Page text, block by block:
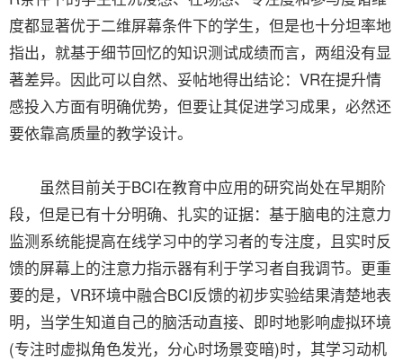
度都显著优于二维屏幕条件下的学生，但是也十分坦率地
指出，就基于细节回忆的知识测试成绩而言，两组没有显
著差异。因此可以自然、妥帖地得出结论：VR在提升情
感投入方面有明确优势，但要让其促进学习成果，必然还
要依靠高质量的教学设计。
虽然目前关于BCI在教育中应用的研究尚处在早期阶
段，但是已有十分明确、扎实的证据：基于脑电的注意力
监测系统能提高在线学习中的学习者的专注度，且实时反
馈的屏幕上的注意力指示器有利于学习者自我调节。更重
要的是，VR环境中融合BCI反馈的初步实验结果清楚地表
明，当学生知道自己的脑活动直接、即时地影响虚拟环境
(专注时虚拟角色发光，分心时场景变暗)时，其学习动机